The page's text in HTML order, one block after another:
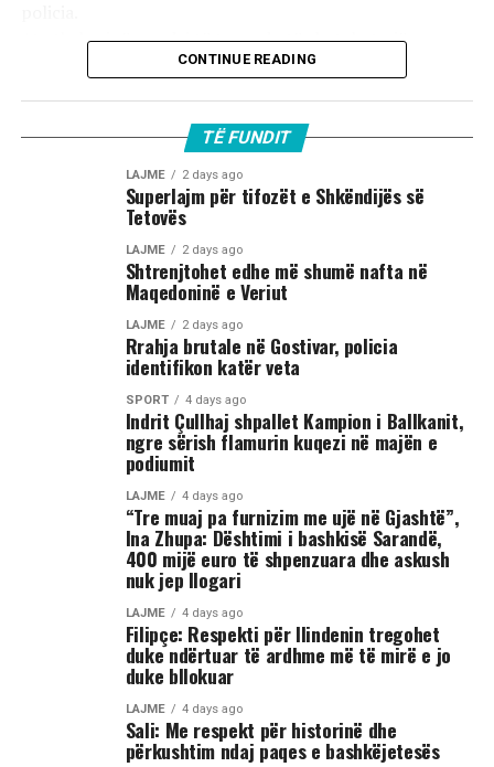
Ata theksojnë se ndaj të treve do të zbatohet një
procedurë e përshpejtuar para gjykatës sapo të
autoriteteve, sulmi ka ndodhur në orët e para të
mëngjesit të 2 gushtit në rrugën „Borçe Jovanoski“, ku
dy të rinj janë goditur me mjete dhe shkopinj druri.
Në rrjetet sociale u shfaq një video-incizim shqetësues
nga Gostivari, në të cilin shfaqet një përleshje e ashpër
fizike mes një grupi më të madh të rinjsh.
Sipas informacioneve të publikuara, gjatë rrahjes, njëri
nga djemtë është goditur në pjesën e kokës, pas së cilës
ka rënë në tokë dhe ka mbetur i palëvizshëm.
Përkundër faktit se po shtrihej në rrugë, në incizim
shihet se sulmi ka vazhduar me goditje të shumta ndaj
trupit të tij, gjë që ka shkaktuar reagime dhe dënime të
ashpra në rrjetet sociale.(INA)
CONTINUE READING
TË FUNDIT
LAJME 2 days ago
Superlajm për tifozët e Shkëndijës së
Tetovës
LAJME 2 days ago
Shtrenjtohet edhe më shumë nafta në
Maqedoninë e Veriut
LAJME 2 days ago
Rrahja brutale në Gostivar, policia
identifikon katër veta
SPORT 4 days ago
Indrit Çullhaj shpallet Kampion i Ballkanit,
ngre sërish flamurin kuqezi në majën e
podiumit
LAJME 4 days ago
“Tre muaj pa furnizim me ujë në Gjashtë”,
Ina Zhupa: Dështimi i bashkisë Sarandë,
400 mijë euro të shpenzuara dhe askush
nuk jep llogari
LAJME 4 days ago
Filipçe: Respekti për Ilindenin tregohet
duke ndërtuar të ardhme më të mirë e jo
duke bllokuar
LAJME 4 days ago
Sali: Me respekt për historinë dhe
përkushtim ndaj paqes e bashkëjetesës